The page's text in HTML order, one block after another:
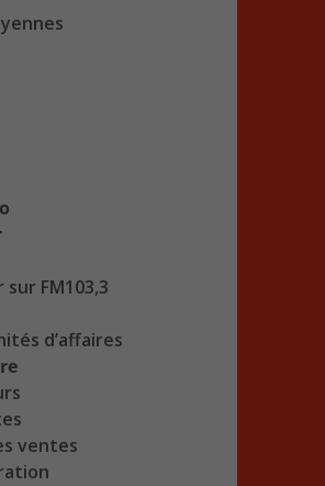
FM103,3
d’affaires
ventes